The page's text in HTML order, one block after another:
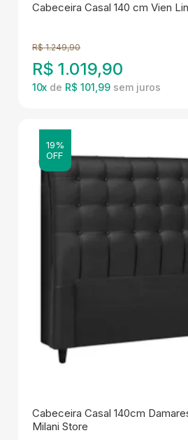
Cabeceira Casal 140 cm Vien
R$ 1.249,90
R$ 1.019,90
10x de R$ 101,99
19%
OFF
Cabeceira Casal 140cm
Milani Store